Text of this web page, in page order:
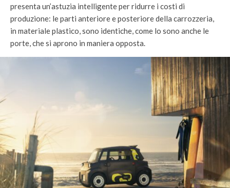
presenta un’astuzia intelligente per ridurre i costi di
produzione: le parti anteriore e posteriore della carrozzeria,
in materiale plastico, sono identiche, come lo sono anche le
porte, che si aprono in maniera opposta.